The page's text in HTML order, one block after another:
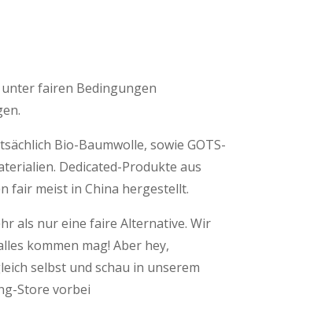
fairen Bedingungen
Bio-Baumwolle, sowie GOTS-
Dedicated-Produkte aus
fair meist in China hergestellt.
als nur eine faire Alternative. Wir
kommen mag! Aber hey,
selbst und schau in unserem
Store vorbei